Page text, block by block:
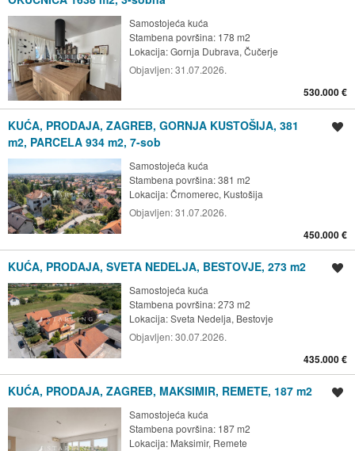
Samostojeća kuća
Stambena površina: 178 m2
Lokacija:Gornja Dubrava, Čučerje
Objavljen:31.07.2026.
530.000 €
KUĆA, PRODAJA, ZAGREB, GORNJA KUSTOŠIJA, 381
m2, PARCELA 934 m2, 7-sob
Samostojeća kuća
Stambena površina: 381 m2
Lokacija:Črnomerec, Kustošija
Objavljen:31.07.2026.
450.000 €
KUĆA, PRODAJA, SVETA NEDELJA, BESTOVJE, 273 m2
Samostojeća kuća
Stambena površina: 273 m2
Lokacija:Sveta Nedelja, Bestovje
Objavljen:30.07.2026.
435.000 €
KUĆA, PRODAJA, ZAGREB, MAKSIMIR, REMETE, 187 m2
Samostojeća kuća
Stambena površina: 187 m2
Lokacija: Maksimir, Remete